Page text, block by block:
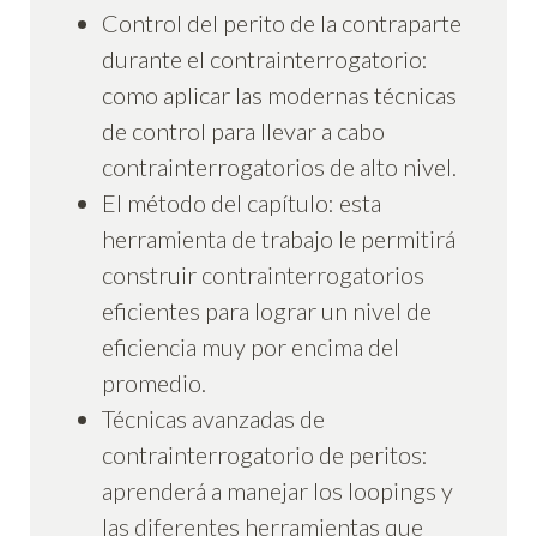
Control del perito de la contraparte
durante el contrainterrogatorio:
como aplicar las modernas técnicas
de control para llevar a cabo
contrainterrogatorios de alto nivel.
El método del capítulo: esta
herramienta de trabajo le permitirá
construir contrainterrogatorios
eficientes para lograr un nivel de
eficiencia muy por encima del
promedio.
Técnicas avanzadas de
contrainterrogatorio de peritos:
aprenderá a manejar los loopings y
las diferentes herramientas que